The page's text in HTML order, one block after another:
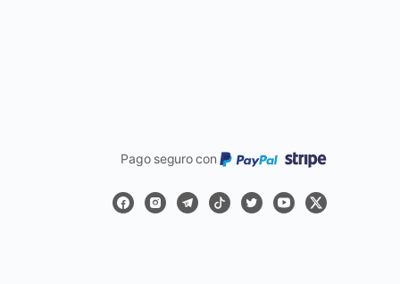
Pago seguro con